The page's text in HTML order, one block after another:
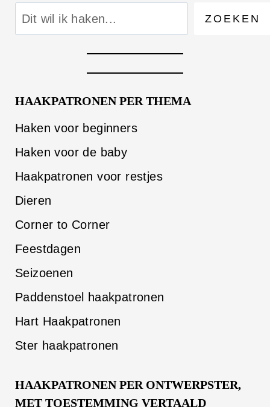
ZOEKEN
HAAKPATRONEN PER THEMA
Haken voor beginners
Haken voor de baby
Haakpatronen voor restjes
Dieren
Corner to Corner
Feestdagen
Seizoenen
Paddenstoel haakpatronen
Hart Haakpatronen
Ster haakpatronen
HAAKPATRONEN PER ONTWERPSTER,
MET TOESTEMMING VERTAALD